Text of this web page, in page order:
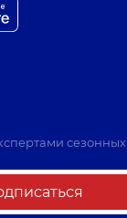
сезонных